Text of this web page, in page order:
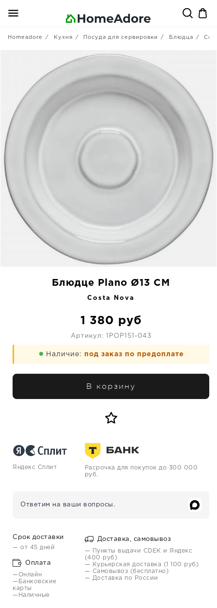
Homeadore Кухня Посуда для сервировки Блюдца
Блюдце Plano Ø13 CM
Costa Nova
1 380 руб
Артикул: 1POP151-043
Наличие: под заказ по предоплате
В корзину
Яндекс Сплит
Расрочка для покупок до 300 000
руб.
Ответим на ваши вопросы.
Срок доставки
— от 45 дней
Оплата
—Онлайн
—Банковские
карты
—Наличные
Доставка, самовывоз
— Пункты выдачи CDEK и Яндекс
(400 руб)
— Курьерская доставка (1 100 руб)
— Самовывоз (бесплатно)
— Доставка по России